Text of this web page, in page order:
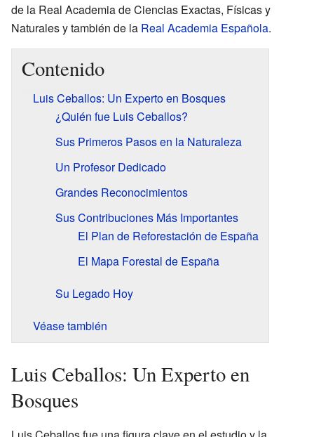
de la Real Academia de Ciencias Exactas, Físicas y
Naturales y también de la Real Academia Española.
Contenido
Luis Ceballos: Un Experto en Bosques
¿Quién fue Luis Ceballos?
Sus Primeros Pasos en la Naturaleza
Un Profesor Dedicado
Grandes Reconocimientos
Sus Contribuciones Más Importantes
El Plan de Reforestación de España
El Mapa Forestal de España
Su Legado Hoy
Véase también
Luis Ceballos: Un Experto en
Bosques